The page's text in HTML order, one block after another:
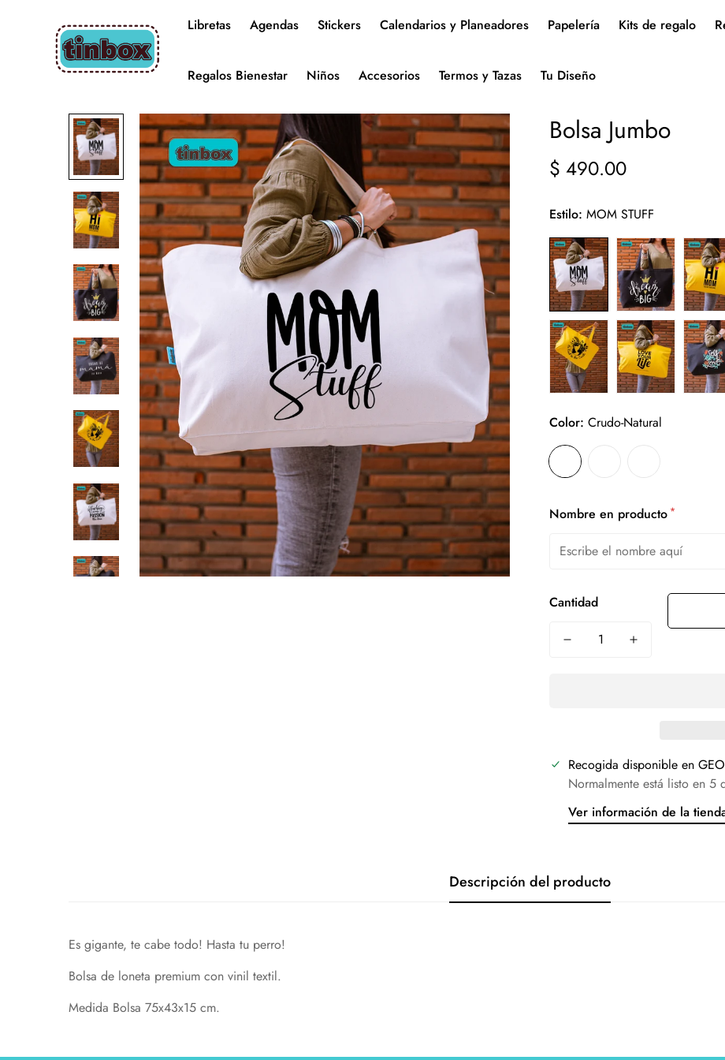
Libretas Agendas Stickers Calendarios y Planeadores Papelería Kits de regalo
Regalos Bienestar Niños Accesorios Termos y Tazas Tu Diseño
Bolsa Jumbo
Precio
$ 490.00
Estilo: MOM STUFF
Color: Crudo-Natural
Nombre en producto *
Cantidad
Recogida disponible en
Normalmente está listo en 5
Ver información de la
Descripción del producto
Es gigante, te cabe todo! Hasta tu perro!
Bolsa de loneta premium con vinil textil.
Medida Bolsa 75x43x15 cm.